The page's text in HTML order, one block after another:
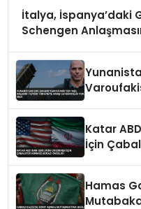
İtalya, İspanya’daki
Schengen
Katar
İçin
Hamas